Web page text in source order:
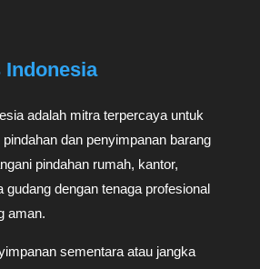
adalah mitra terpercaya untuk
dan penyimpanan barang
pindahan rumah, kantor,
gudang dengan tenaga profesional
aman.
sementara atau jangka